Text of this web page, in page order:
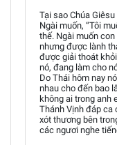
Tại sao Chúa
Ngài muốn, “Tôi
thế. Ngài muốn
nhưng được lành
được giải thoát
nó, đang làm cho
Do Thái hôm nay
nhau cho đến bao
không ai trong anh
Thánh Vịnh đáp ca
xót thương bên
các ngươi nghe